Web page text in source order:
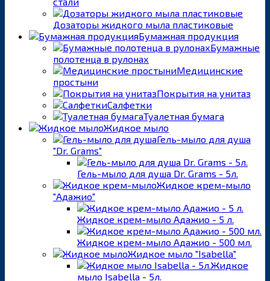
Дозаторы жидкого мыла пластиковые
Бумажная продукция
Бумажные
полотенца в рулонах
Медицинские
простыни
Покрытия на унитаз
Салфетки
Туалетная бумага
Жидкое мыло
Гель-мыло для душа
"Dr. Grams"
Гель-мыло для душа Dr. Grams - 5л.
Жидкое крем-мыло
"Адажио"
Жидкое крем-мыло Адажио - 5 л.
Жидкое крем-мыло Адажио - 500 мл.
Жидкое мыло "Isabella"
Жидкое
мыло Isabella - 5л.